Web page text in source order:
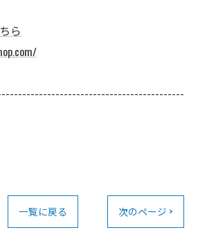
ら
一覧に戻る 次のページ >